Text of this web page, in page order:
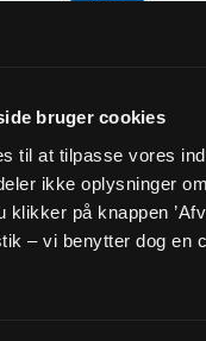
bruger cookies
til at tilpasse vores
ikke oplysninger
klikker på knappen
– vi benytter dog en